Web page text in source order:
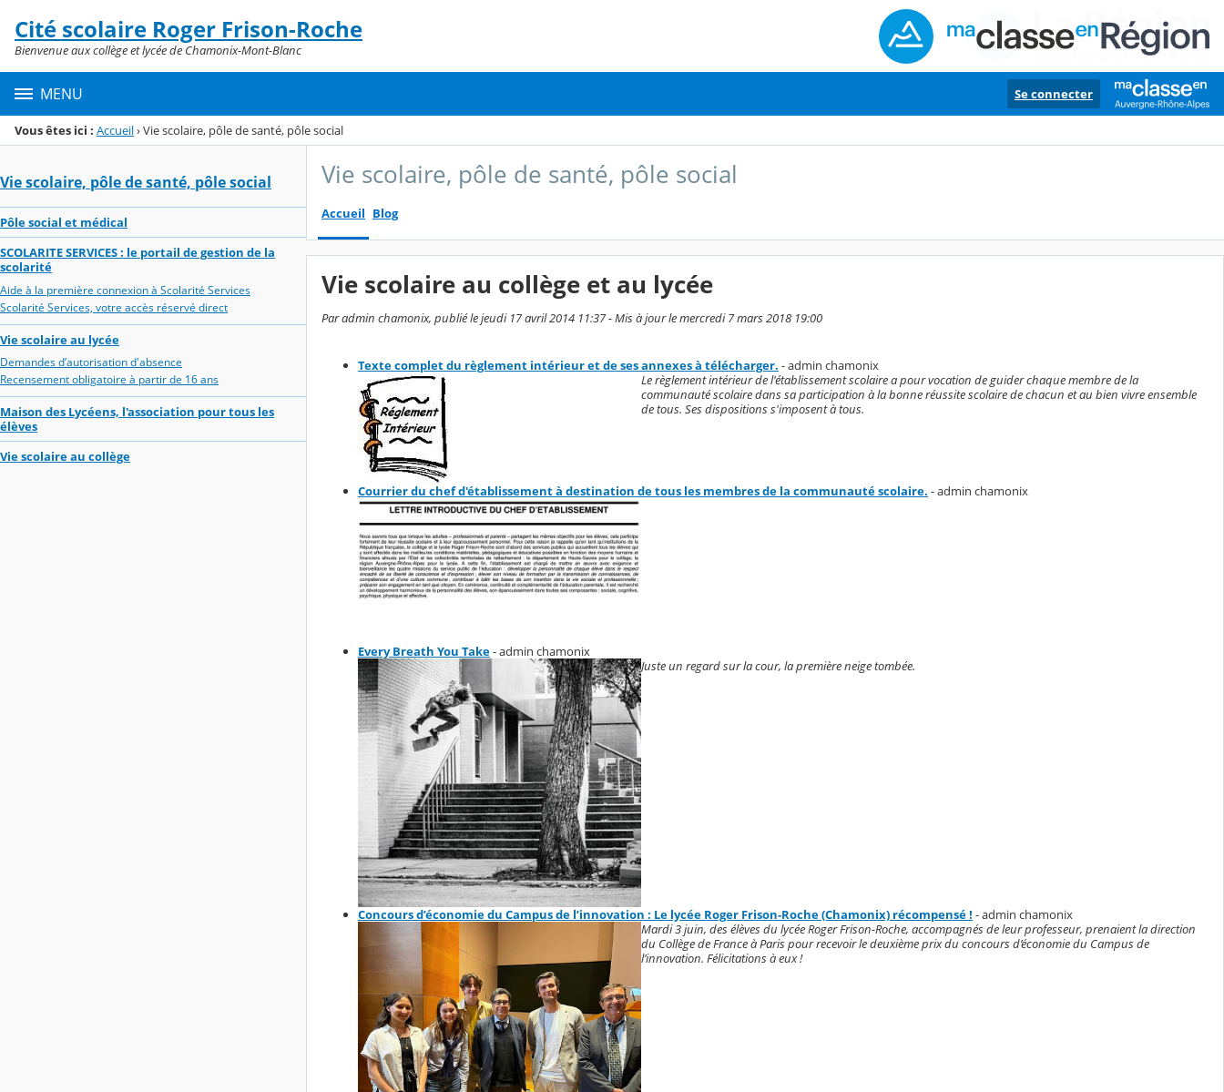
Menu de la rubrique
Contenu
Cité scolaire Roger Frison-Roche
Bienvenue aux collège et lycée de Chamonix-Mont-Blanc
MENU Se connecter
Vous êtes ici : Accueil›Vie scolaire, pôle de santé, pôle social
Vie scolaire, pôle de santé, pôle social
Pôle social et médical
SCOLARITE SERVICES : le portail de gestion de la
scolarité
Aide à la première connexion à Scolarité Services
Scolarité Services, votre accès réservé direct
Vie scolaire au lycée
Demandes d’autorisation d'absence
Recensement obligatoire à partir de 16 ans
Maison des Lycéens, l'association pour tous les
élèves
Vie scolaire au collège
Vie scolaire, pôle de santé, pôle social
Accueil Blog
Vie scolaire au collège et au lycée
Par admin chamonix, publié le jeudi 17 avril 2014 11:37 - Mis à jour le mercredi 7 mars 2018 19:00
Texte complet du règlement intérieur et de ses annexes à télécharger. - admin chamonix
Le règlement intérieur de l'établissement scolaire a pour vocation de guider chaque membre de la
communauté scolaire dans sa participation à la bonne réussite scolaire de chacun et au bien vivre ensemble
de tous. Ses dispositions s'imposent à tous.
Courrier du chef d'établissement à destination de tous les membres de la communauté scolaire. - admin chamonix
Every Breath You Take- admin chamonix
Juste un regard sur la cour, la première neige tombée.
Concours d’économie du Campus de l’innovation : Le lycée Roger Frison-Roche (Chamonix) récompensé ! - admin chamonix
Mardi 3 juin, des élèves du lycée Roger Frison-Roche, accompagnés de leur professeur, prenaient la direction
du Collège de France à Paris pour recevoir le deuxième prix du concours d’économie du Campus de
l’innovation. Félicitations à eux !